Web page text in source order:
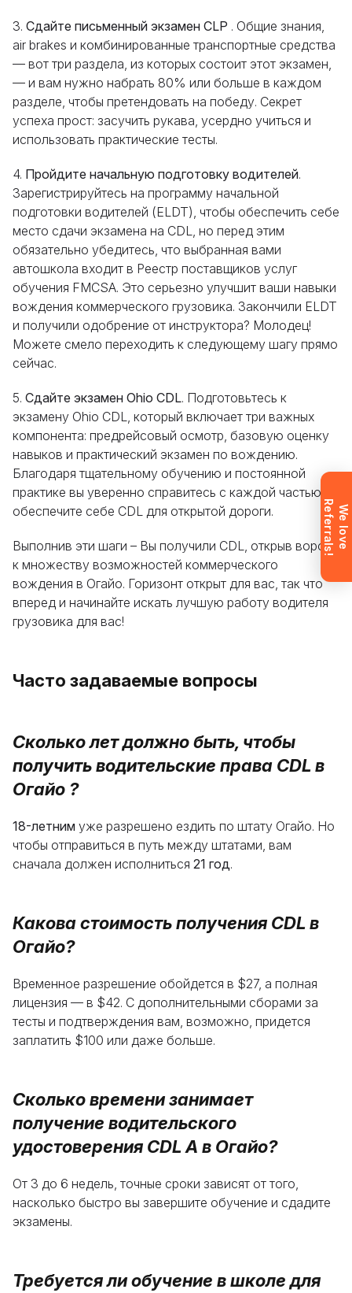
3. Сдайте письменный экзамен CLP . Общие знания,
air brakes и комбинированные транспортные средства
— вот три раздела, из которых состоит этот экзамен,
— и вам нужно набрать 80% или больше в каждом
разделе, чтобы претендовать на победу. Cекрет
успеха прост: засучить рукава, усердно учиться и
использовать практические тесты.
4. Пройдите начальную подготовку водителей.
Зарегистрируйтесь на программу начальной
подготовки водителей (ELDT), чтобы обеспечить себе
место сдачи экзамена на CDL, но перед этим
обязательно убедитесь, что выбранная вами
автошкола входит в Реестр поставщиков услуг
обучения FMCSA. Это серьезно улучшит ваши навыки
вождения коммерческого грузовика. Закончили ELDT
и получили одобрение от инструктора? Молодец!
Можете смело переходить к следующему шагу прямо
сейчас.
5. Сдайте экзамен Ohio CDL. Подготовьтесь к
экзамену Ohio CDL, который включает три важных
компонента: предрейсовый осмотр, базовую оценку
навыков и практический экзамен по вождению.
Благодаря тщательному обучению и постоянной
практике вы уверенно справитесь с каждой частью и
обеспечите себе CDL для открытой дороги.
Выполнив эти шаги – Вы получили CDL, открыв ворота
к множеству возможностей коммерческого
вождения в Огайо. Горизонт открыт для вас, так что
вперед и начинайте искать лучшую работу водителя
грузовика для вас!
Часто задаваемые вопросы
Сколько лет должно быть, чтобы
получить водительские права CDL в
Огайо ?
18-летним уже разрешено ездить по штату Огайо. Но
чтобы отправиться в путь между штатами, вам
сначала должен исполниться 21 год.
Какова стоимость получения CDL в
Огайо?
Временное разрешение обойдется в $27, а полная
лицензия — в $42. С дополнительными сборами за
тесты и подтверждения вам, возможно, придется
заплатить $100 или даже больше.
Сколько времени занимает
получение водительского
удостоверения CDL A в Огайо?
От 3 до 6 недель, точные сроки зависят от того,
насколько быстро вы завершите обучение и сдадите
экзамены.
Требуется ли обучение в школе для
Оставьте свои данные, и мы предоставим вам
бесплатную консультацию о процессе
обучения и возможностях трудоустройства
после окончания курса. Или позвоните нам
напрямую по телефону
украинском и русском языках.
Запрос отправлен
Заявка отправлена. Мы скоро
свяжемся с вами, чтобы ответить на
Не хотите ждать?
Зарегистрируйтесь и сразу
получите доступ (после
подтверждения почты).
W
e
l
o
v
e
Re
f
e
r
r
a
l
s
!